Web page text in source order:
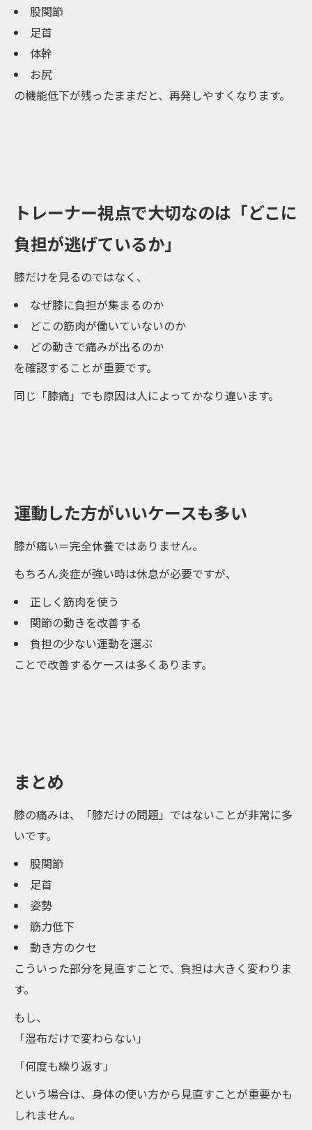
股関節
足首
体幹
お尻
の機能低下が残ったままだと、再発しやすくなります。
トレーナー視点で大切なのは「どこに
負担が逃げているか」
膝だけを見るのではなく、
なぜ膝に負担が集まるのか
どこの筋肉が働いていないのか
どの動きで痛みが出るのか
を確認することが重要です。
同じ「膝痛」でも原因は人によってかなり違います。
運動した方がいいケースも多い
膝が痛い＝完全休養ではありません。
もちろん炎症が強い時は休息が必要ですが、
正しく筋肉を使う
関節の動きを改善する
負担の少ない運動を選ぶ
ことで改善するケースは多くあります。
まとめ
膝の痛みは、「膝だけの問題」ではないことが非常に多
いです。
股関節
足首
姿勢
筋力低下
動き方のクセ
こういった部分を見直すことで、負担は大きく変わりま
す。
もし、
「湿布だけで変わらない」
「何度も繰り返す」
という場合は、身体の使い方から見直すことが重要かも
しれません。